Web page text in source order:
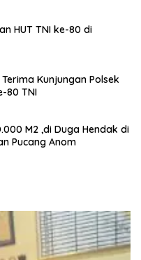
HUT TNI ke-80 di
Kunjungan Polsek
M2 ,di Duga Hendak di
Pucang Anom